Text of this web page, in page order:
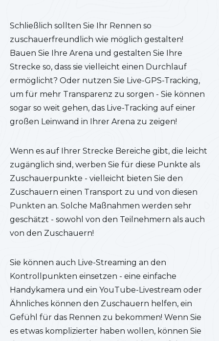
Schließlich sollten Sie Ihr Rennen so
zuschauerfreundlich wie möglich gestalten!
Bauen Sie Ihre Arena und gestalten Sie Ihre
Strecke so, dass sie vielleicht einen Durchlauf
ermöglicht? Oder nutzen Sie Live-GPS-Tracking,
um für mehr Transparenz zu sorgen - Sie können
sogar so weit gehen, das Live-Tracking auf einer
großen Leinwand in Ihrer Arena zu zeigen!
Wenn es auf Ihrer Strecke Bereiche gibt, die leicht
zugänglich sind, werben Sie für diese Punkte als
Zuschauerpunkte - vielleicht bieten Sie den
Zuschauern einen Transport zu und von diesen
Punkten an. Solche Maßnahmen werden sehr
geschätzt - sowohl von den Teilnehmern als auch
von den Zuschauern!
Sie können auch Live-Streaming an den
Kontrollpunkten einsetzen - eine einfache
Handykamera und ein YouTube-Livestream oder
Ähnliches können den Zuschauern helfen, ein
Gefühl für das Rennen zu bekommen! Wenn Sie
es etwas komplizierter haben wollen, können Sie